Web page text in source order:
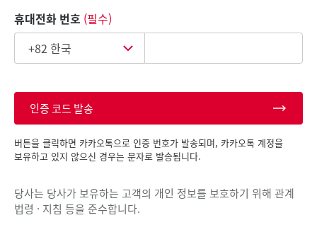
휴대전화 번호 (필수)
인증 코드 발송
버튼을 클릭하면 카카오톡으로 인증 번호가 발송되며, 카카오톡 계정을
보유하고 있지 않으신 경우는 문자로 발송됩니다.
당사는 당사가 보유하는 고객의 개인 정보를 보호하기 위해 관계
법령 · 지침 등을 준수합니다.